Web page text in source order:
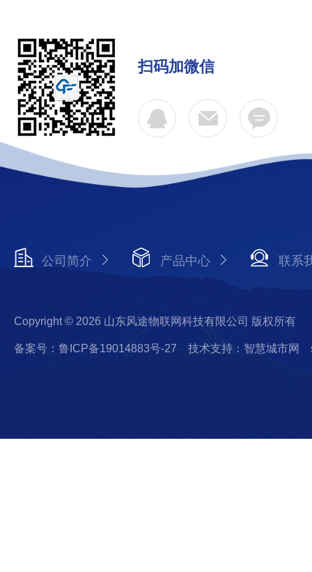
扫码加微信
公司简介 产品中心 联系
Copyright © 2026 山东风途物联网科技有限公司 版权所有
备案号：鲁ICP备19014883号-27 技术支持：智慧城市网